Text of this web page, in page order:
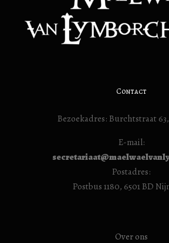
Contact
Bezoekadres: Burchtstraat
E-mail:
Postadres:
Postbus 1180, 6501 BD
Over ons